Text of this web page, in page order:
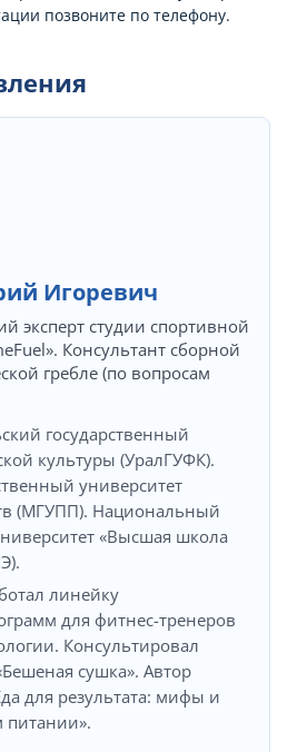
позвоните по телефону.
Игоревич
эксперт студии спортивной
Консультант сборной
гребле (по вопросам
государственный
культуры (УралГУФК).
университет
(МГУПП). Национальный
«Высшая школа
линейку
для фитнес-тренеров
Консультировал
сушка». Автор
для результата: мифы и
питании».